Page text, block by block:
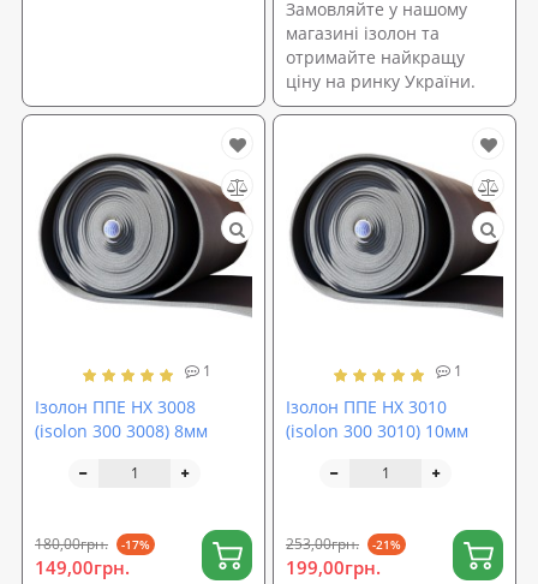
Замовляйте у нашому
магазині ізолон та
отримайте найкращу
ціну на ринку України.
1
Ізолон ППЕ НХ 3008
(isolon 300 3008) 8мм
180,00грн. -17%
149,00грн.
1
Ізолон ППЕ НХ 3010
(isolon 300 3010) 10мм
253,00грн. -21%
199,00грн.